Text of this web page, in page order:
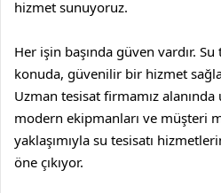
hizmet sunuyoruz.
Her işin başında güven vardır.
konuda, güvenilir bir hizmet
Uzman tesisat firmamız
modern ekipmanları ve müşteri
yaklaşımıyla su tesisatı
öne çıkıyor.